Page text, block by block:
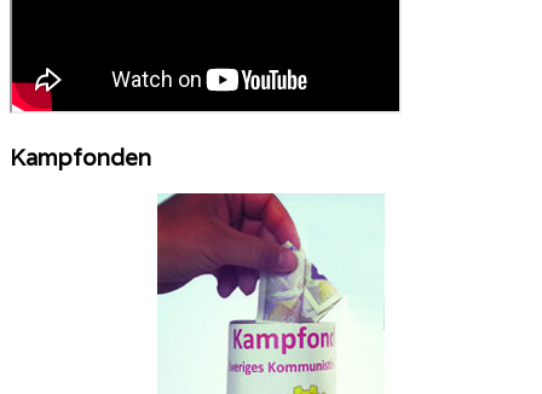
Kampfonden